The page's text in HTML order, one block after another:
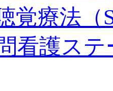
覚療法（
看護ス